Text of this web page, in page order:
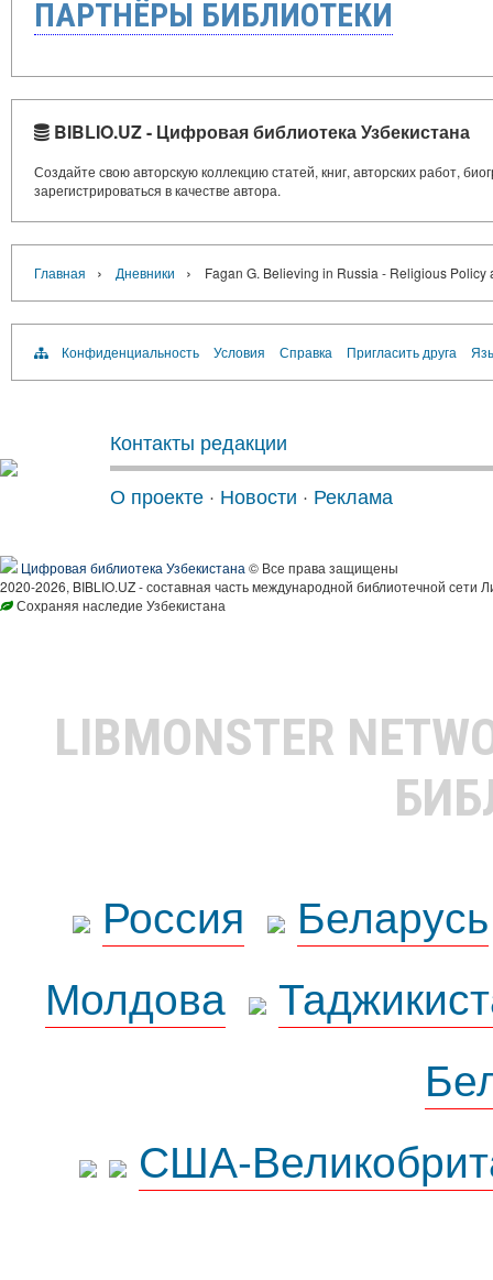
ПАРТНЁРЫ БИБЛИОТЕКИ
BIBLIO.UZ - Цифровая библиотека Узбекистана
Создайте свою авторскую коллекцию статей, книг, авторских работ,
зарегистрироваться в качестве автора.
Главная › Дневники › Fagan G. Believing in Russia - Religious Policy
Конфиденциальность Условия Справка Пригласить друга
Контакты редакции
О проекте · Новости · Реклама
Цифровая библиотека Узбекистана © Все права защищены
2020-2026, BIBLIO.UZ - составная часть международной библиотечной сети
Сохраняя наследие Узбекистана
LIBMONSTER
Россия
Беларусь
Молдова
США-